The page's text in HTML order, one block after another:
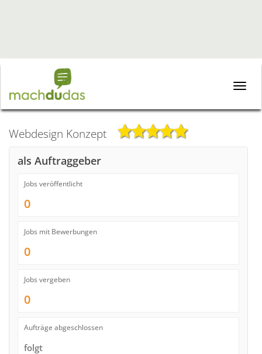
Toggle
Webdesign Konzept
als Auftraggeber
Jobs veröffentlicht
0
Jobs mit Bewerbungen
0
Jobs vergeben
0
Aufträge abgeschlossen
folgt